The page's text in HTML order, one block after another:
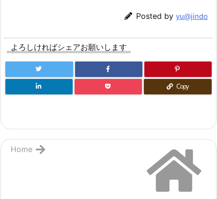
Posted by yu@jindo
よろしければシェアお願いします
Copy
Home